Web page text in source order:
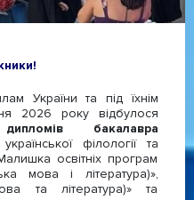
України та під їхнім
2026 року відбулося
бакалавра
філології та
освітніх програм
мова і література)»,
та література)» та